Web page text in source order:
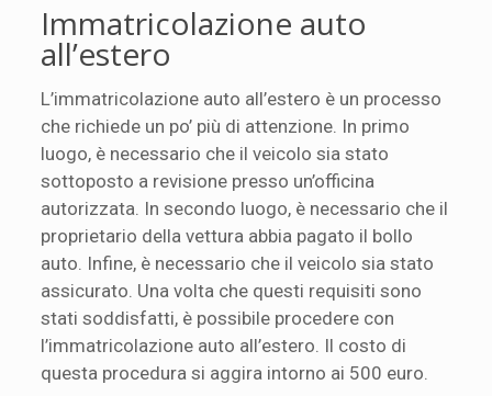
Immatricolazione auto
all’estero
L’immatricolazione auto all’estero è un processo
che richiede un po’ più di attenzione. In primo
luogo, è necessario che il veicolo sia stato
sottoposto a revisione presso un’officina
autorizzata. In secondo luogo, è necessario che il
proprietario della vettura abbia pagato il bollo
auto. Infine, è necessario che il veicolo sia stato
assicurato. Una volta che questi requisiti sono
stati soddisfatti, è possibile procedere con
l’immatricolazione auto all’estero. Il costo di
questa procedura si aggira intorno ai 500 euro.